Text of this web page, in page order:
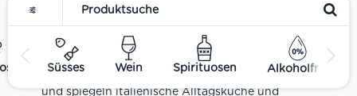
Süsses Wein Spirituosen Alkoholfrei
Tomatensaucen über Olivenöl, Antipasti und
Pesto bis zu Balsamico und Spezialitäten aus
verschiedenen Regionen Italiens. Alle Produkte
sind Teil unseres realen Supermarkt-Sortiments
und spiegeln italienische Alltagsküche und